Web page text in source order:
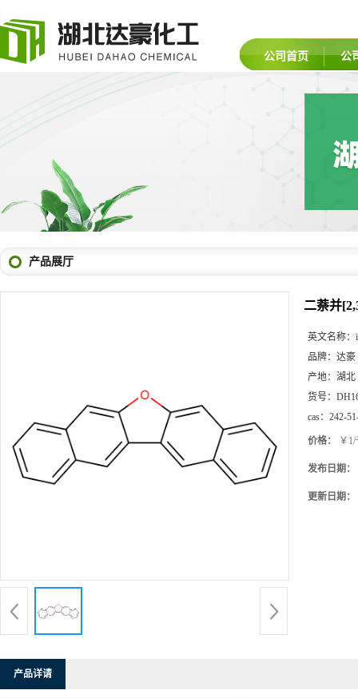
公司首页 公
产品展厅
二萘并
英文名称：
品牌： 达豪
产地： 湖北
货号：
cas： 242-
价格： ￥
发布日期：
更新日期：
产品详请